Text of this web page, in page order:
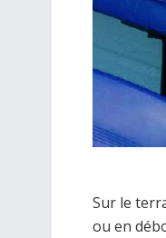
Sur le
ou en